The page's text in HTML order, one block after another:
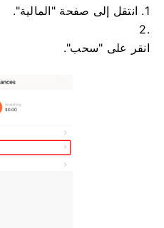
1. انتقل إلى صفحة "المالية".
2.
انقر على "سحب".